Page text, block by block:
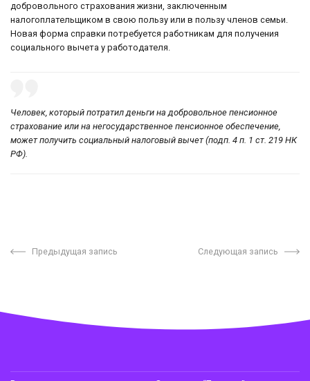
добровольного страхования жизни, заключенным
налогоплательщиком в свою пользу или в пользу членов семьи.
Новая форма справки потребуется работникам для получения
социального вычета у работодателя.
Человек, который потратил деньги на добровольное пенсионное
страхование или на негосударственное пенсионное обеспечение,
может получить социальный налоговый вычет (подп. 4 п. 1 ст. 219 НК
РФ).
Предыдущая запись Следующая запись